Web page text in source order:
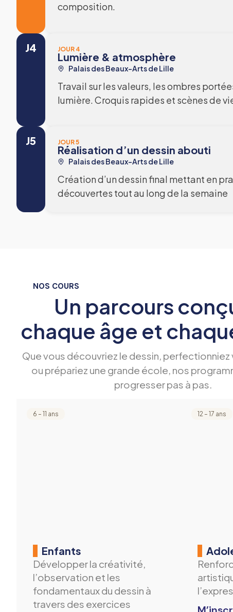
composition.
J4 JOUR 4
Lumière & atmosphère
Palais des Beaux-Arts de Lille
Travail sur les valeurs, les ombres
lumière. Croquis rapides et scènes de
J5 JOUR 5
Réalisation d’un dessin abouti
Palais des Beaux-Arts de Lille
Création d’un dessin final mettant en
découvertes tout au long de la semaine
NOS COURS
Un parcours
chaque âge et
Que vous découvriez le dessin,
ou prépariez une grande école, nos
progresser pas à pas.
6 – 11 ans
Enfants
Développer la créativité,
l’observation et les
fondamentaux du dessin à
travers des exercices
12 – 17 ans